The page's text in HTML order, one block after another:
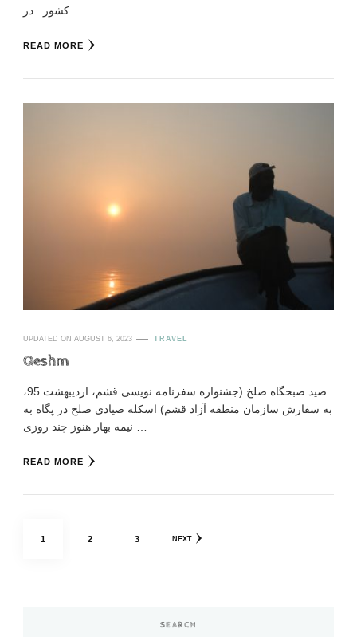
READ MORE
UPDATED ON AUGUST 6, 2023 TRAVEL
Qeshm
صید صبحگاه صلخ (جشنواره سفرنامه نویسی قشم، اردیبهشت 95،
به سفارش سازمان منطقه آزاد قشم) اسکله صیادی صلخ در پگاه به
READ MORE
PAGE
1 PAGE
2 PAGE
3 NEXT
SEARCH